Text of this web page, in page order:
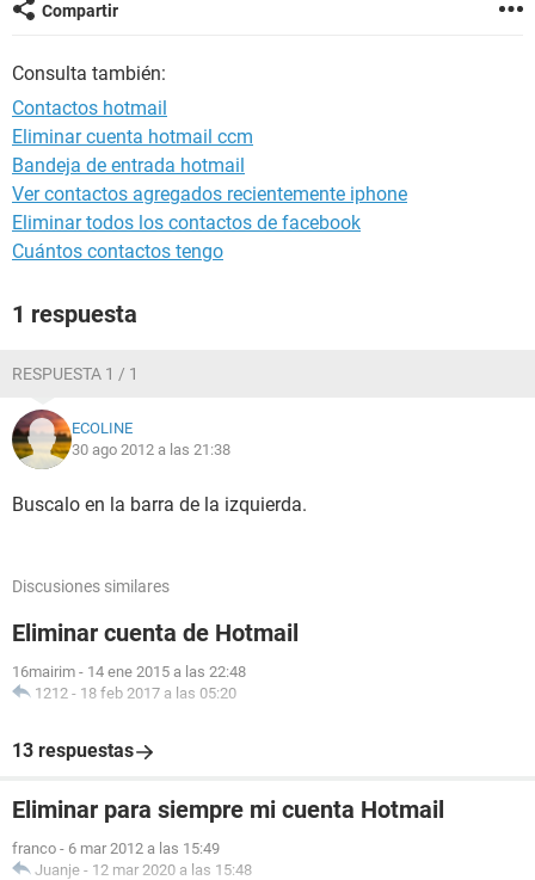
Compartir
Consulta también:
Contactos hotmail
Eliminar cuenta hotmail ccm
Bandeja de entrada hotmail
Ver contactos agregados recientemente iphone
Eliminar todos los contactos de facebook
Cuántos contactos tengo
1 respuesta
RESPUESTA 1 / 1
ECOLINE
30 ago 2012 a las 21:38
Buscalo en la barra de la izquierda.
Discusiones similares
Eliminar cuenta de Hotmail
16mairim - 14 ene 2015 a las 22:48
1212 - 18 feb 2017 a las 05:20
13 respuestas
Eliminar para siempre mi cuenta Hotmail
franco - 6 mar 2012 a las 15:49
Juanje - 12 mar 2020 a las 15:48